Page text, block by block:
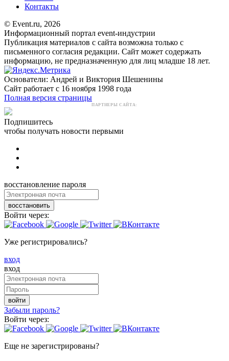
Контакты
© Event.ru, 2026
Информационный портал event-индустрии
Публикация материалов с сайта возможна только с
письменного согласия редакции. Сайт может содержать
информацию, не предназначенную для лиц младше 18 лет.
Основатели: Андрей и Виктория Шешенины
Сайт работает с 16 ноября 1998 года
Полная версия страницы
ПАРТНЕРЫ САЙТА:
Подпишитесь
чтобы получать новости первыми
восстановление пароля
восстановить
Войти через:
Уже регистрировались?
вход
вход
войти
Забыли пароль?
Войти через:
Еще не зарегистрированы?